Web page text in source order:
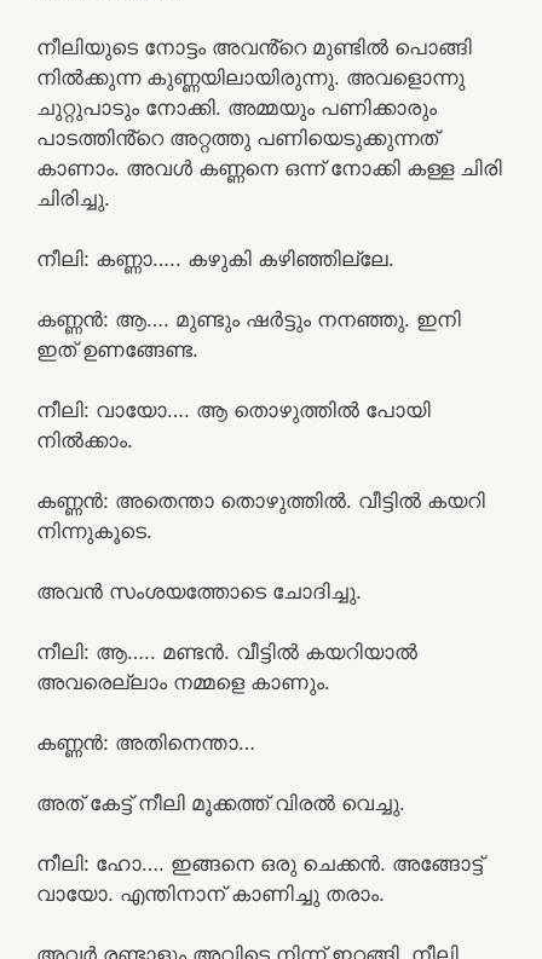
നീലിയുടെ നോട്ടം അവൻ്റെ മുണ്ടിൽ പൊങ്ങി
നിൽക്കുന്ന കുണ്ണയിലായിരുന്നു. അവളൊന്നു
ചുറ്റുപാടും നോക്കി. അമ്മയും പണിക്കാരും
പാടത്തിൻ്റെ അറ്റത്തു പണിയെടുക്കുന്നത്
കാണാം. അവൾ കണ്ണനെ ഒന്ന് നോക്കി കള്ള ചിരി
ചിരിച്ചു.
നീലി: കണ്ണാ….. കഴുകി കഴിഞ്ഞില്ലേ.
കണ്ണൻ: ആ…. മുണ്ടും ഷർട്ടും നനഞ്ഞു. ഇനി
ഇത് ഉണങ്ങേണ്ട.
നീലി: വായോ…. ആ തൊഴുത്തിൽ പോയി
നിൽക്കാം.
കണ്ണൻ: അതെന്താ തൊഴുത്തിൽ. വീട്ടിൽ കയറി
നിന്നുകൂടെ.
അവൻ സംശയത്തോടെ ചോദിച്ചു.
നീലി: ആ….. മണ്ടൻ. വീട്ടിൽ കയറിയാൽ
അവരെല്ലാം നമ്മളെ കാണും.
കണ്ണൻ: അതിനെന്താ…
അത് കേട്ട് നീലി മൂക്കത്ത് വിരൽ വെച്ചു.
നീലി: ഹോ…. ഇങ്ങനെ ഒരു ചെക്കൻ. അങ്ങോട്ട്
വായോ. എന്തിനാന് കാണിച്ചു തരാം.
അവർ രണ്ടാളും അവിടെ നിന്ന് ഇറങ്ങി. നീലി